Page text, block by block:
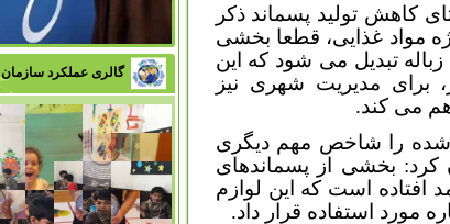
کاهش تولید پسماند ذکر
مواد غذایی، قطعا بخشی
تبدیل می شود که این
برای مدیریت شهری نیز
می کند.
شده را شاخص مهم دیگری
بخشی از پسماندهای
است که این لوازم
مورد استفاده قرار داد.
گالری عملکرد سازمان